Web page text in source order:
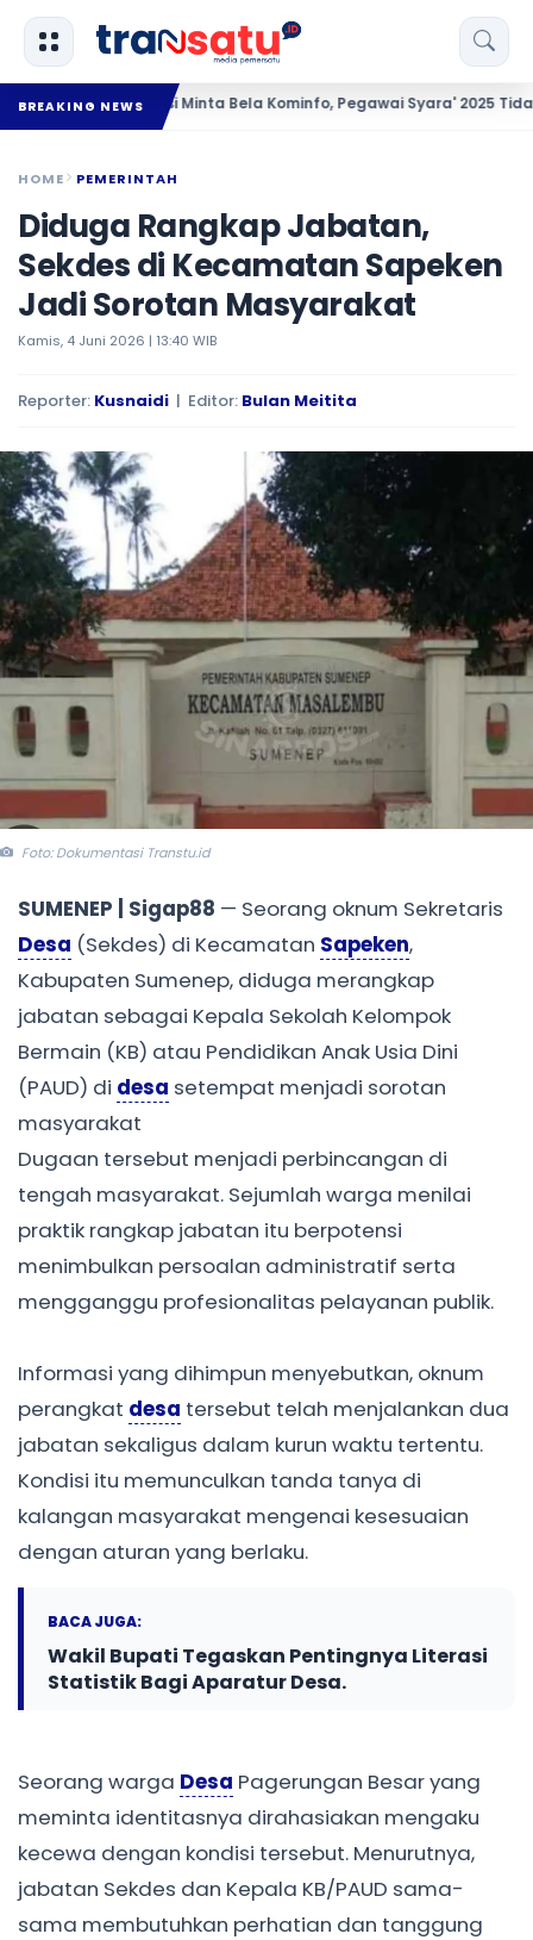
BREAKING NEWS
Kralifikasi Minta Bela Kominfo, Pegawai Syara' 2025 Tidak
HOME PEMERINTAH
Diduga Rangkap Jabatan,
Sekdes di Kecamatan Sapeken
Jadi Sorotan Masyarakat
Kamis, 4 Juni 2026 | 13:40 WIB
Reporter: Kusnaidi | Editor: Bulan Meitita
Foto: Dokumentasi Transtu.id
SUMENEP | Sigap88 — Seorang oknum Sekretaris
Desa (Sekdes) di Kecamatan Sapeken,
Kabupaten Sumenep, diduga merangkap
jabatan sebagai Kepala Sekolah Kelompok
Bermain (KB) atau Pendidikan Anak Usia Dini
(PAUD) di desa setempat menjadi sorotan
masyarakat
Dugaan tersebut menjadi perbincangan di
tengah masyarakat. Sejumlah warga menilai
praktik rangkap jabatan itu berpotensi
menimbulkan persoalan administratif serta
mengganggu profesionalitas pelayanan publik.
Informasi yang dihimpun menyebutkan, oknum
perangkat desa tersebut telah menjalankan dua
jabatan sekaligus dalam kurun waktu tertentu.
Kondisi itu memunculkan tanda tanya di
kalangan masyarakat mengenai kesesuaian
dengan aturan yang berlaku.
BACA JUGA:
Wakil Bupati Tegaskan Pentingnya Literasi
Statistik Bagi Aparatur Desa.
Seorang warga Desa Pagerungan Besar yang
meminta identitasnya dirahasiakan mengaku
kecewa dengan kondisi tersebut. Menurutnya,
jabatan Sekdes dan Kepala KB/PAUD sama-
sama membutuhkan perhatian dan tanggung